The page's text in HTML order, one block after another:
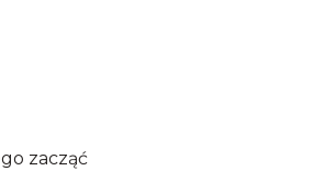
zacząć